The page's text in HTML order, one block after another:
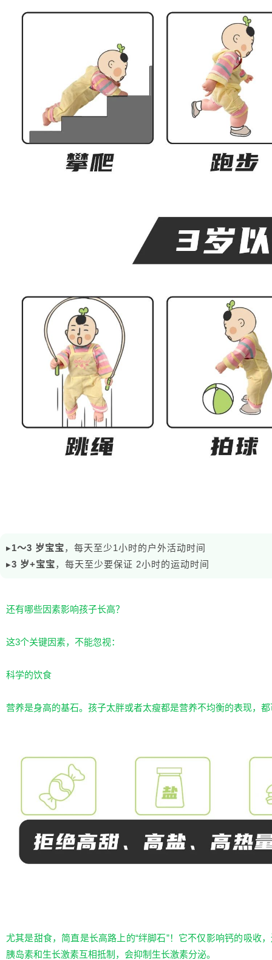
▸1～3 岁宝宝，每天至少1小时的户外活动时间
▸3 岁+宝宝，每天至少要保证 2小时的运动时间
还有哪些因素影响孩子长高？
这3个关键因素，不能忽视：
科学的饮食
营养是身高的基石。孩子太胖或者太瘦都是营养不均衡的表现，
尤其是甜食，简直是长高路上的“绊脚石”！它不仅影响钙的吸收
胰岛素和生长激素互相抵制，会抑制生长激素分泌。